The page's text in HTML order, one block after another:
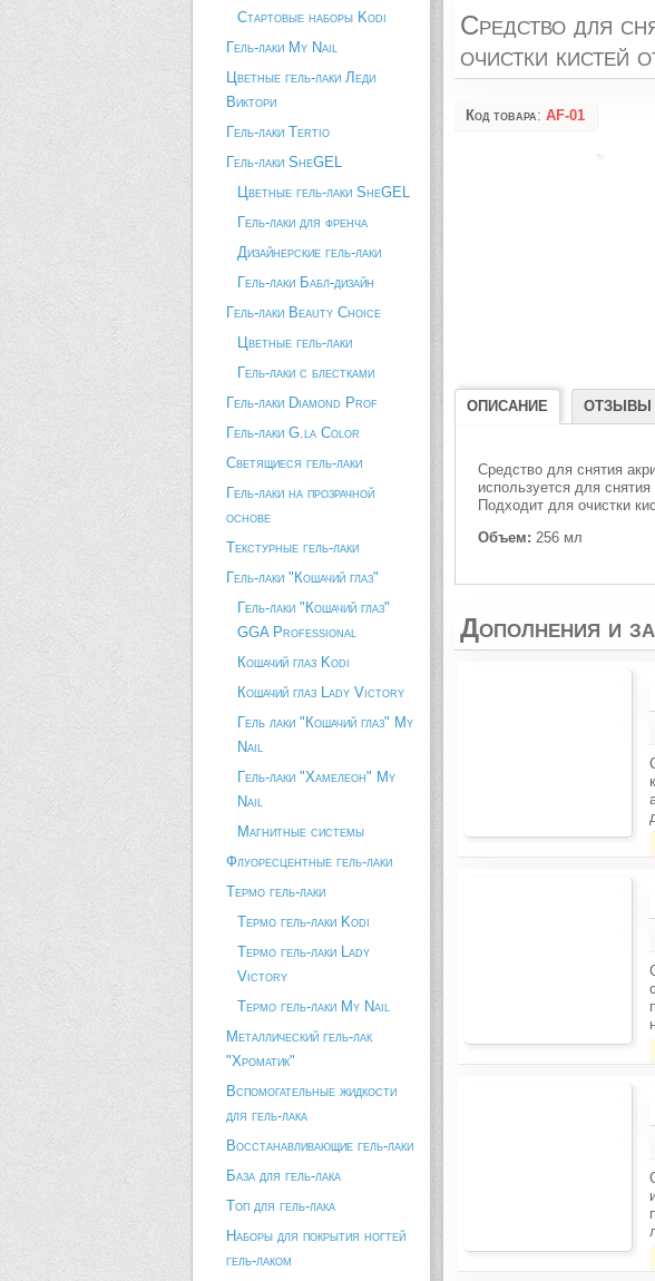
Стартовые наборы Kodi
Гель-лаки My Nail
Цветные гель-лаки Леди
Виктори
Гель-лаки Tertio
Гель-лаки SheGEL
Цветные гель-лаки SheGEL
Гель-лаки для френча
Дизайнерские гель-лаки
Гель-лаки Бабл-дизайн
Гель-лаки Beauty Choice
Цветные гель-лаки
Гель-лаки с блестками
Гель-лаки Diamond Prof
Гель-лаки G.la Color
Светящиеся гель-лаки
Гель-лаки на прозрачной
основе
Текстурные гель-лаки
Гель-лаки "Кошачий глаз"
Гель-лаки "Кошачий глаз"
GGA Professional
Кошачий глаз Kodi
Кошачий глаз Lady Victory
Гель лаки "Кошачий глаз" My
Nail
Гель-лаки "Хамелеон" My
Nail
Магнитные системы
Флуоресцентные гель-лаки
Термо гель-лаки
Термо гель-лаки Kodi
Термо гель-лаки Lady
Victory
Термо гель-лаки My Nail
Металлический гель-лак
"Хроматик"
Вспомогательные жидкости
для гель-лака
Восстанавливающие гель-лаки
База для гель-лака
Топ для гель-лака
Наборы для покрытия ногтей
гель-лаком
Средство для
очистки кистей
Код товара: AF-01
ОПИСАНИЕ ОТЗЫВЫ
Средство для снятия
используется для
Подходит для очистки
Объем: 256 мл
Дополнения и